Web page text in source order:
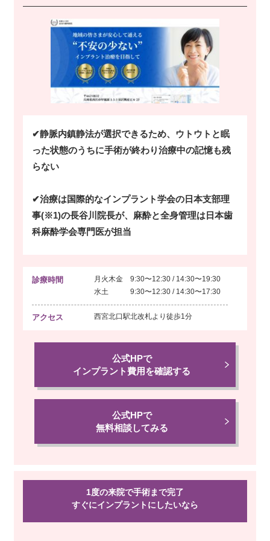
✔静脈内鎮静法が選択できるため、ウトウトと眠
った状態のうちに手術が終わり治療中の記憶も残
らない
✔治療は国際的なインプラント学会の日本支部理
事(※1)の長谷川院長が、麻酔と全身管理は日本歯
科麻酔学会専門医が担当
診療時間
月火木金 9:30〜12:30 / 14:30〜19:30
水土 9:30〜12:30 / 14:30〜17:30
アクセス 西宮北口駅北改札より 徒歩1分
公式HPで
インプラント費用を確認する
公式HPで
無料相談してみる
1度の来院で手術まで完了
すぐにインプラントにしたいなら